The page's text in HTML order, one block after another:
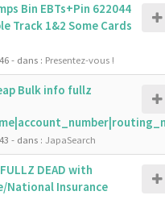
Bin EBTs+Pin 622044
Track 1&2 Some Cards
- dans : Presentez-vous !
Bulk info fullz
- dans : JapaSearch
DEAD with
National Insurance